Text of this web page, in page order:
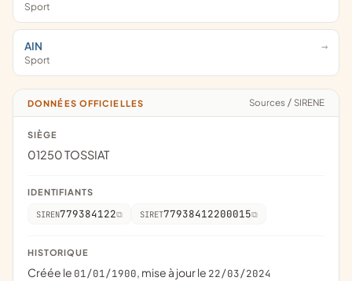
Sport
AIN
Sport
DONNÉES OFFICIELLES Sources / SIRENE
SIÈGE
01250 TOSSIAT
IDENTIFIANTS
SIREN779384122 SIRET77938412200015
HISTORIQUE
Créée le 01/01/1900, mise à jour le 22/03/2024